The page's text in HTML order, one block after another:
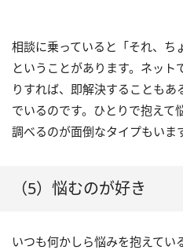
相談に乗っていると「それ、ち
ということがあります。ネッ
りすれば、即解決することも
でいるのです。ひとりで抱えて
調べるのが面倒なタイプもいま
（5）悩むのが好き
いつも何かしら悩みを抱えて